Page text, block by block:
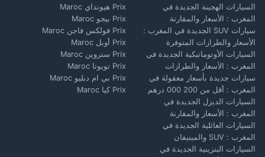
السيارات الهجينة الجديدة في
المغرب : الأسعار والمقارنة
سيارات SUV الجديدة في المغرب :
الأسعار والطرازات المتوفرة
السيارات الأوتوماتيكية الجديدة في
المغرب : الأسعار والطرازات
سيارات جديدة بأسعار معقولة في
المغرب : أقل من 200 000 درهم
السيارات الديزل الجديدة في
المغرب : الأسعار والمقارنة
السيارات العائلية الجديدة في
المغرب : SUV والمينيفان
السيارات البنزينية الجديدة في
Prix هيونداي Maroc
Prix بيجو Maroc
Prix فولكس فاجن Maroc
Prix أوبل Maroc
Prix ستروين Maroc
Prix تويوتا Maroc
Prix بي ام دبليو Maroc
Prix كيا Maroc